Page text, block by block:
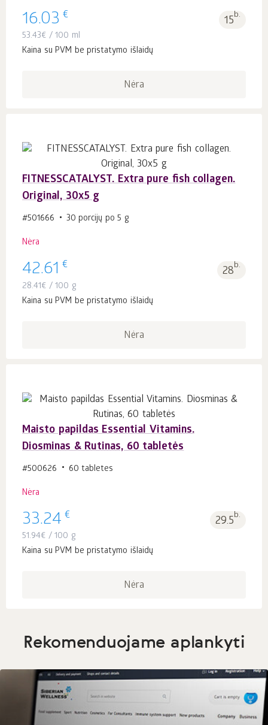
16.03 € 15b.
53.43€ / 100 ml
Kaina su PVM be pristatymo išlaidų
Nėra
FITNESSCATALYST. Extra pure fish collagen.
Original, 30x5 g
#501666 30 porcijų po 5 g
Nėra
42.61 € 28b.
28.41€ / 100 g
Kaina su PVM be pristatymo išlaidų
Nėra
Maisto papildas Essential Vitamins.
Diosminas & Rutinas, 60 tabletės
#500626 60 tabletes
Nėra
33.24 € 29.5b.
51.94€ / 100 g
Kaina su PVM be pristatymo išlaidų
Nėra
Rekomenduojame aplankyti